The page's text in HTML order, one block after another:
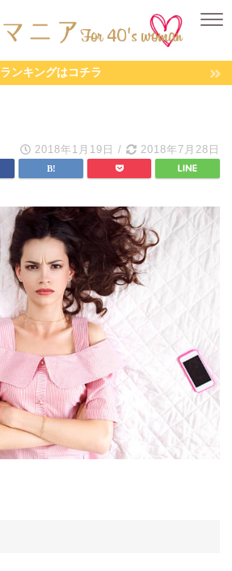
ランキングはコチラ
2018年1月19日 / 2018年7月28日